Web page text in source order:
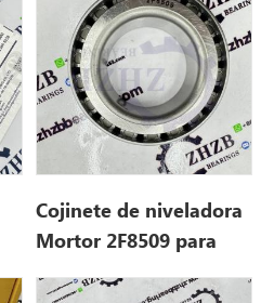
Cojinete de niveladora
Mortor 2F8509 para